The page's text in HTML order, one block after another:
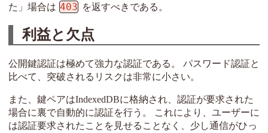
た」場合は 403 を返すべきである。
利益と欠点
公開鍵認証は極めて強力な認証である。 パスワード認証と
比べて、突破されるリスクは非常に小さい。
また、鍵ペアはIndexedDBに格納され、認証が要求された
場合に裏で自動的に認証を行う。 これにより、ユーザーに
は認証要求されたことを見せることなく、少し通信がひっ